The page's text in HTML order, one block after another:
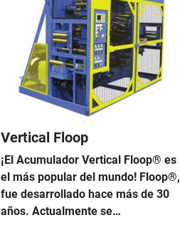
Vertical Floop
¡El Acumulador Vertical Floop® es
el más popular del mundo! Floop®,
fue desarrollado hace más de 30
años. Actualmente se…